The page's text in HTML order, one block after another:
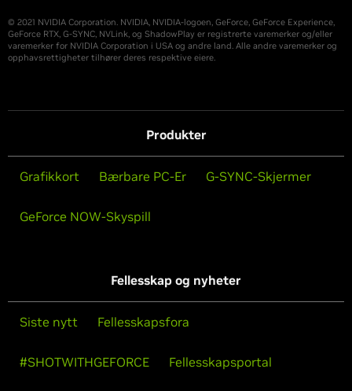
© 2021 NVIDIA Corporation. NVIDIA, NVIDIA-logoen, GeForce, GeForce Experience,
GeForce RTX, G-SYNC, NVLink, og ShadowPlay er registrerte varemerker og/eller
varemerker for NVIDIA Corporation i USA og andre land. Alle andre varemerker og
opphavsrettigheter tilhører deres respektive eiere.
Produkter
Grafikkort Bærbare PC-Er G-SYNC-Skjermer
GeForce NOW-Skyspill
Fellesskap og nyheter
Siste nytt Fellesskapsfora
#SHOTWITHGEFORCE Fellesskapsportal